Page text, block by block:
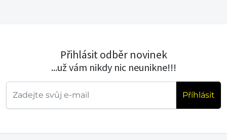
Přihlásit odběr novinek
...už vám nikdy nic neunikne!!!
Příhlásit